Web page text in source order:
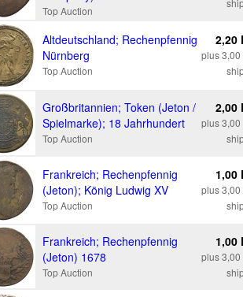
Top Auction
Altdeutschland; Rechenpfennig
Nürnberg
Top Auction
2,20
plus 3,00
Großbritannien; Token (Jeton /
Spielmarke); 18 Jahrhundert
Top Auction
2,00
plus 3,00
Frankreich; Rechenpfennig
(Jeton); König Ludwig XV
Top Auction
1,00
plus 3,00
Frankreich; Rechenpfennig
(Jeton) 1678
Top Auction
1,00
plus 3,00